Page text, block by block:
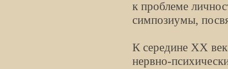
к проблеме
симпозиумы,
К середине XX
нервно-